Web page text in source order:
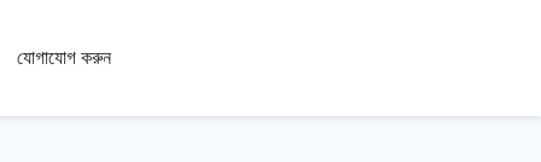
যোগাযোগ করুন
100+
ভাষা